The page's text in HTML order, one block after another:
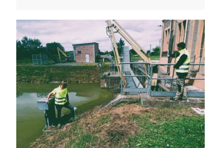
SEMPRE
A
RISCHIO:
PENURIA
O
ABBONDANZA
D’ACQUA
AUMENTANO